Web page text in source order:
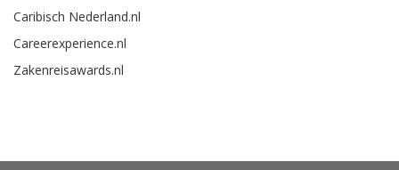
Caribisch Nederland.nl
Careerexperience.nl
Zakenreisawards.nl